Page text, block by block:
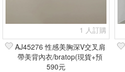
1 人訂購
AJ45276 性感美胸深V交叉肩
帶美背內衣/bratop(現貨+預
購)
590元